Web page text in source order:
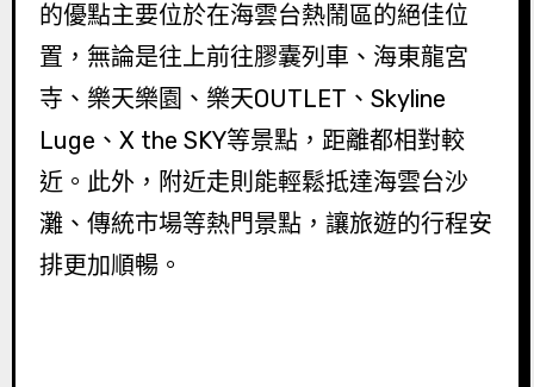
的優點主要位於在海雲台熱鬧區的絕佳位
置，無論是往上前往膠囊列車、海東龍宮
寺、樂天樂園、樂天OUTLET、Skyline
Luge、X the SKY等景點，距離都相對較
近。此外，附近走則能輕鬆抵達海雲台沙
灘、傳統市場等熱門景點，讓旅遊的行程安
排更加順暢。